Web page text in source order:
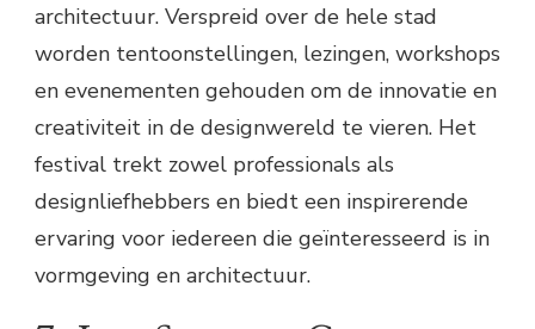
architectuur. Verspreid over de hele stad
worden tentoonstellingen, lezingen, workshops
en evenementen gehouden om de innovatie en
creativiteit in de designwereld te vieren. Het
festival trekt zowel professionals als
designliefhebbers en biedt een inspirerende
ervaring voor iedereen die geïnteresseerd is in
vormgeving en architectuur.